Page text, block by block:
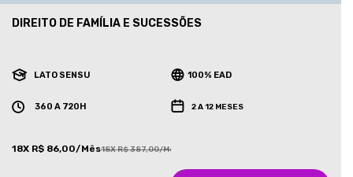
DIREITO DE FAMÍLIA E SUCESSÕES
LATO SENSU 100% EAD
360 A 720H 2 A 12 MESES
18X R$ 86,00/Mês18X R$ 387,00/Mês